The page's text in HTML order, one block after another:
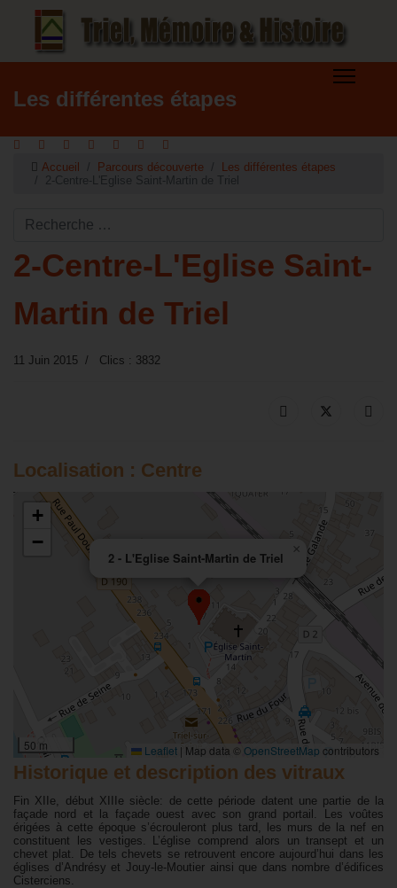
Les différentes étapes
Accueil Parcours découverte
Les différentes étapes
2-Centre-L'Eglise Saint-Martin de Triel
2-Centre-L'Eglise Saint-
Martin de Triel
11 Juin 2015 Clics : 3832
Localisation : Centre
2 - L'Eglise Saint-Martin de Triel
×
+
−
50 m Leaflet | Map data © OpenStreetMap contributors
Historique et description des vitraux
Fin XIIe, début XIIIe siècle: de cette période datent une partie de la
façade nord et la façade ouest avec son grand portail. Les voûtes
érigées à cette époque s’écrouleront plus tard, les murs de la nef en
constituent les vestiges. L’église comprend alors un transept et un
chevet plat. De tels chevets se retrouvent encore aujourd’hui dans les
églises d’Andrésy et Jouy-le-Moutier ainsi que dans nombre d’édifices
Cisterciens.